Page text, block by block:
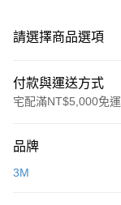
請選擇商品選項
付款與運送方式
宅配滿NT$5,000免運
信用卡一次付款
品牌
3M